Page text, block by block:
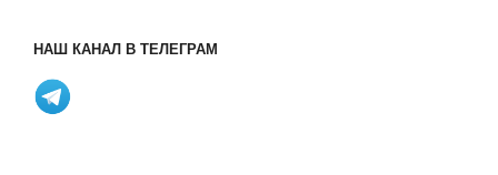
НАШ КАНАЛ В ТЕЛЕГРАМ